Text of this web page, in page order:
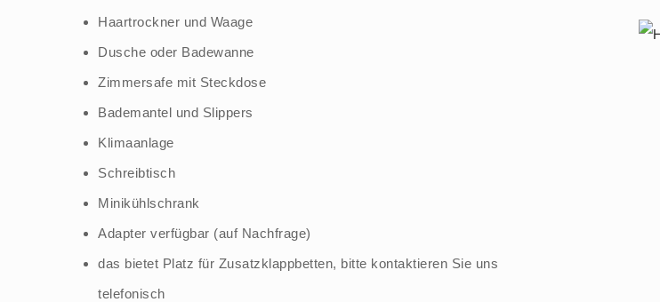
Haartrockner und Waage
Dusche oder Badewanne
Zimmersafe mit Steckdose
Bademantel und Slippers
Klimaanlage
Schreibtisch
Minikühlschrank
Adapter verfügbar (auf Nachfrage)
das bietet Platz für Zusatzklappbetten, bitte kontaktieren Sie uns
telefonisch